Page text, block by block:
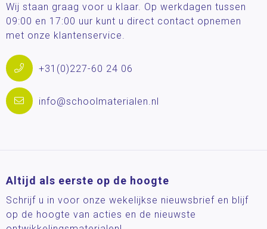
Wij staan graag voor u klaar. Op werkdagen tussen
09:00 en 17:00 uur kunt u direct contact opnemen
met onze klantenservice.
+31(0)227-60 24 06
info@schoolmaterialen.nl
Altijd als eerste op de hoogte
Schrijf u in voor onze wekelijkse nieuwsbrief en blijf
op de hoogte van acties en de nieuwste